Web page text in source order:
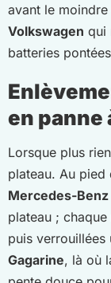
avant le
Volkswagen qui
batteries pontées
en panne
Lorsque plus
plateau. Au pied
Mercedes-Benz
plateau ;
puis verrouillées
Gagarine, là où